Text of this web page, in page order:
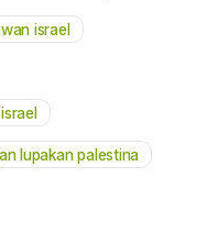
israel
lupakan palestina